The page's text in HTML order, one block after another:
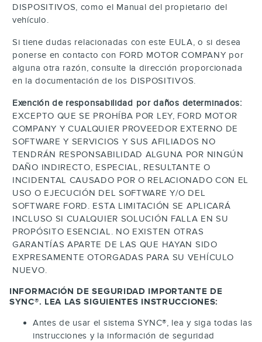
DISPOSITIVOS, como el Manual del propietario del
vehículo.
Si tiene dudas relacionadas con este EULA, o si desea
ponerse en contacto con FORD MOTOR COMPANY por
alguna otra razón, consulte la dirección proporcionada
en la documentación de los DISPOSITIVOS.
Exención de responsabilidad por daños determinados:
EXCEPTO QUE SE PROHÍBA POR LEY, FORD MOTOR
COMPANY Y CUALQUIER PROVEEDOR EXTERNO DE
SOFTWARE Y SERVICIOS Y SUS AFILIADOS NO
TENDRÁN RESPONSABILIDAD ALGUNA POR NINGÚN
DAÑO INDIRECTO, ESPECIAL, RESULTANTE O
INCIDENTAL CAUSADO POR O RELACIONADO CON EL
USO O EJECUCIÓN DEL SOFTWARE Y/O DEL
SOFTWARE FORD. ESTA LIMITACIÓN SE APLICARÁ
INCLUSO SI CUALQUIER SOLUCIÓN FALLA EN SU
PROPÓSITO ESENCIAL. NO EXISTEN OTRAS
GARANTÍAS APARTE DE LAS QUE HAYAN SIDO
EXPRESAMENTE OTORGADAS PARA SU VEHÍCULO
NUEVO.
INFORMACIÓN DE SEGURIDAD IMPORTANTE DE
SYNC®. LEA LAS SIGUIENTES INSTRUCCIONES:
Antes de usar el sistema SYNC®, lea y siga todas las
instrucciones y la información de seguridad